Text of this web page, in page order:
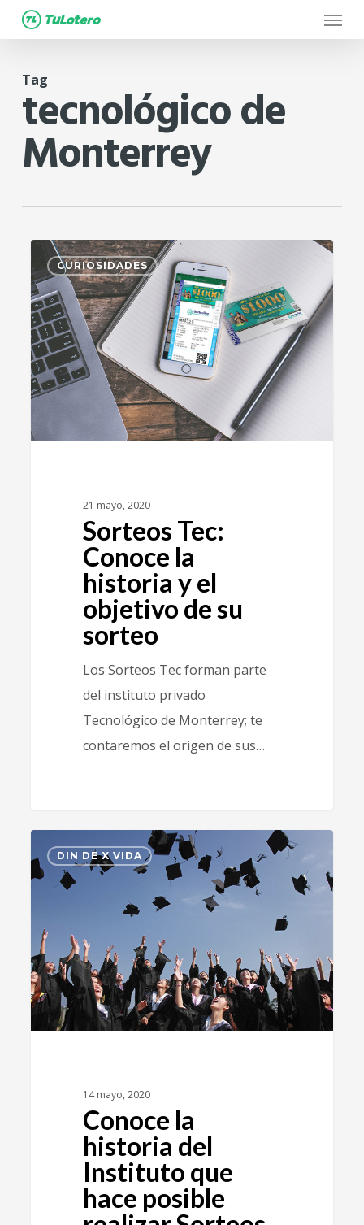
Skip
to
content
Menu
Tag
tecnológico de
Monterrey
CURIOSIDADES
21 mayo, 2020
Sorteos Tec:
Conoce la
historia y el
objetivo de su
sorteo
Los Sorteos Tec forman parte
del instituto privado
Tecnológico de Monterrey; te
contaremos el origen de sus…
0
DIN DE X VIDA
14 mayo, 2020
Conoce la
historia del
Instituto que
hace posible
0